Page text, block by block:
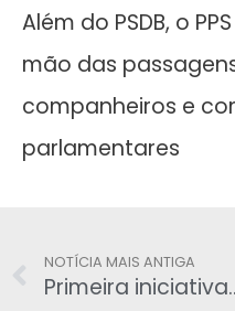
Além do PSDB, o
mão das
companheiros e
parlamentares
NOTÍCIA MAIS ANTIGA
Primeira iniciativa